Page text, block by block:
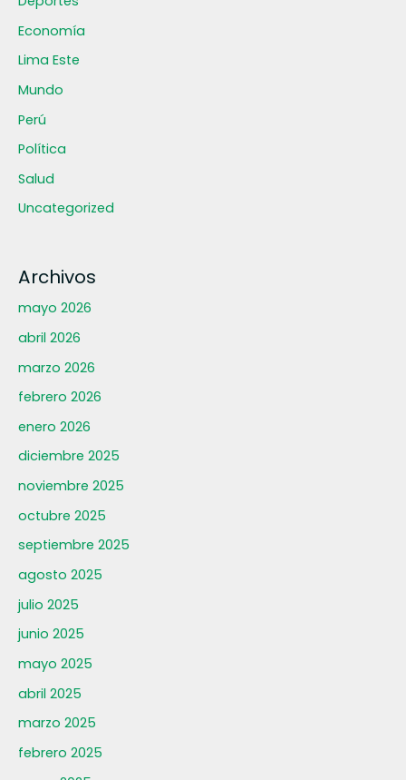
Economía
Lima Este
Mundo
Perú
Política
Salud
Uncategorized
Archivos
mayo 2026
abril 2026
marzo 2026
febrero 2026
enero 2026
diciembre 2025
noviembre 2025
octubre 2025
septiembre 2025
agosto 2025
julio 2025
junio 2025
mayo 2025
abril 2025
marzo 2025
febrero 2025